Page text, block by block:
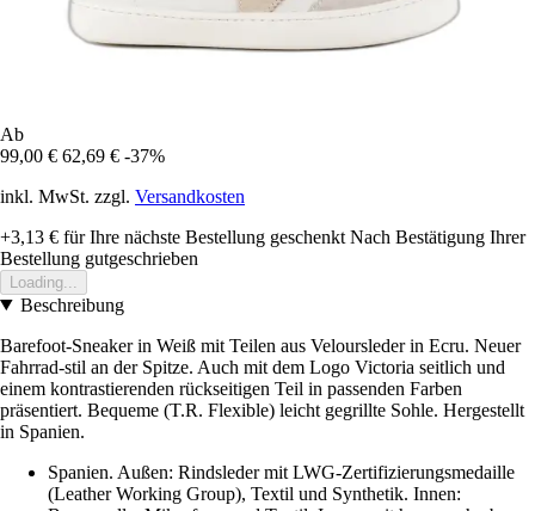
Ab
99,00 € 62,69 € -37%
inkl. MwSt. zzgl. Versandkosten
+3,13 € für Ihre nächste Bestellung geschenkt Nach Bestätigung Ihrer
Bestellung gutgeschrieben
Loading...
Beschreibung
Barefoot-Sneaker in Weiß mit Teilen aus Veloursleder in Ecru. Neuer
Fahrrad-stil an der Spitze. Auch mit dem Logo Victoria seitlich und
einem kontrastierenden rückseitigen Teil in passenden Farben
präsentiert. Bequeme (T.R. Flexible) leicht gegrillte Sohle. Hergestellt
in Spanien.
Spanien. Außen: Rindsleder mit LWG-Zertifizierungsmedaille
(Leather Working Group), Textil und Synthetik. Innen: